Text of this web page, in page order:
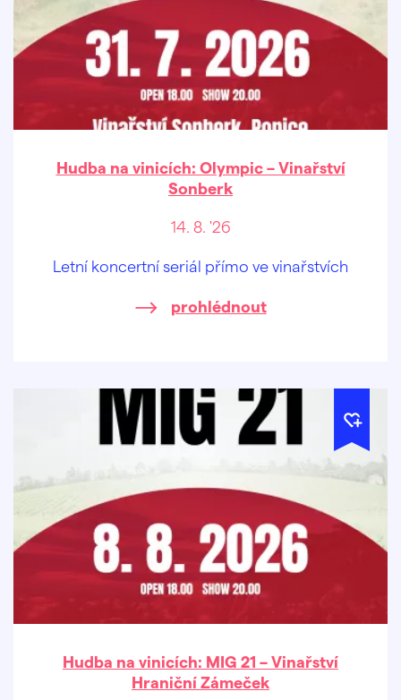
Hudba na vinicích: Olympic – Vinařství
Sonberk
14. 8. '26
Letní koncertní seriál přímo ve vinařstvích
prohlédnout
Hudba na vinicích: MIG 21 – Vinařství
Hraniční Zámeček